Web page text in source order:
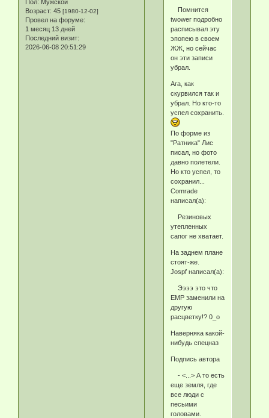
Пол: Мужской
Возраст: 45 [1980-12-02]
Провел на форуме:
1 месяц 13 дней
Последний визит:
2026-06-08 20:51:29
Помнится
twower подробно
расписывал эту
эпопею в своем
ЖЖ, но сейчас
он эти записи
убрал.
Ага, как
скурвился так и
убрал. Но кто-то
успел сохранить.
По форме из
"Ратника" Лис
писал, но фото
давно полетели.
Но кто успел, то
сохранил...
Comrade
написал(а):
Резиновых
утепленных
сапог не хватает.
На заднем плане
стоят-же.
Jospf написал(а):
Ээээ это что
ЕМР заменили на
другую
расцветку!? 0_о
Наверняка какой-
нибудь спецназ
Подпись автора
- <...> А то есть
еще земля, где
все люди с
песьими
головами.